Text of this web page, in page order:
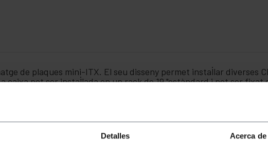
Detalles Acerca
de plaques mini-ITX. El seu disseny permet instal·lar diverses
caixa pot ser instal·lada en un rack de 19 "estàndard i pot ser
seu sistema de badies permet extreure de manera unitària d'una
ideal per a instal·lació en servidors o on l'espai reduït impedeix
de RACK.